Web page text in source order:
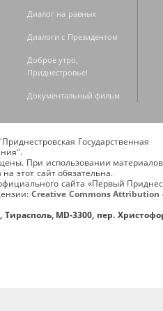
Диалог на равных
Диалоги с Президентом
Доброе утро,
Приднестровье!
Документальный фильм
Государственная
При использовании
этот сайт обязательна.
сайта «Первый
Creative Commons Attribution
Тирасполь, MD-3300, пер.